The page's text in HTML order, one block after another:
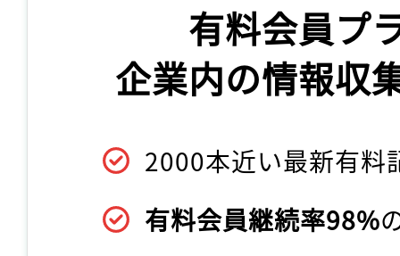
有料会員プ
企業内の情報収
2000本近い最新有料
有料会員継続率98%